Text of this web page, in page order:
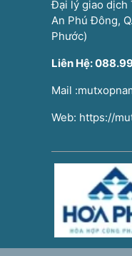
Đại lý giao dịch
An Phú Đông,
Phước)
Liên Hệ:
Mail
Web: https://